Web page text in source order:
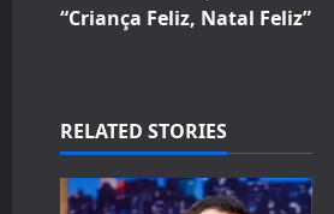
a
i
g
“Criança Feliz, Natal Feliz”
RELATED STORIES